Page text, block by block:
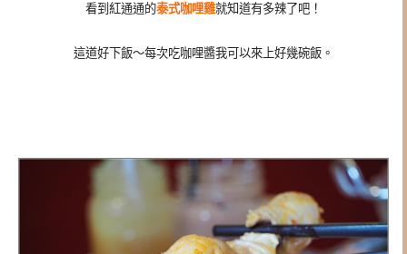
看到紅通通的泰式咖哩雞就知道有多辣了吧！
這道好下飯～每次吃咖哩醬我可以來上好幾碗飯。